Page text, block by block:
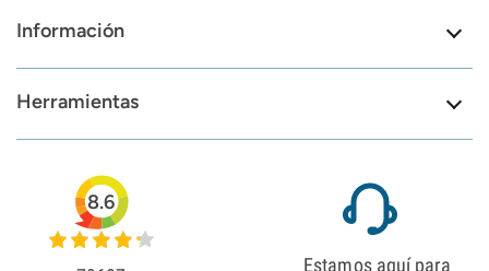
Información
Herramientas
8.6
Estamos aquí para